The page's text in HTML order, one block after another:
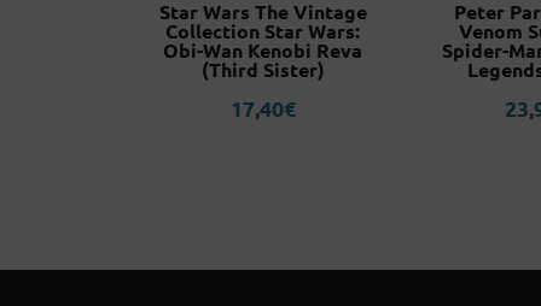
Star Wars The Vintage
Collection Star Wars:
Obi-Wan Kenobi Reva
(Third Sister)
17,40€
Peter
Venom
Spider-